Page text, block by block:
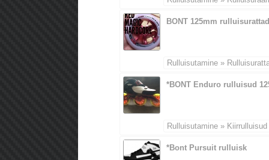
Rulluisutamine »
BONT 125mm rulluisurattad
Rulluisutamine » Kiirrulluisud
*BONT Enduro rulluisud
*Bont Pursuit rulluisk